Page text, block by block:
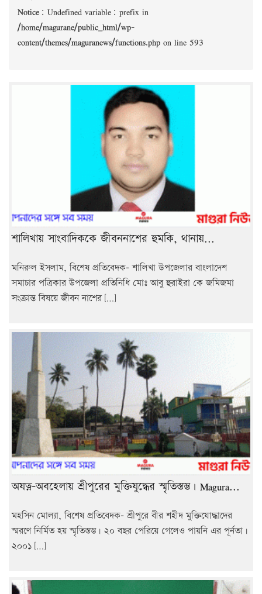
Notice : Undefined variable: prefix in
/home/magurane/public_html/wp-
content/themes/maguranews/functions.php on line 593
শালিখায় সাংবাদিককে জীবননাশের হুমকি, থানায়...
মনিরুল ইসলাম, বিশেষ প্রতিবেদক- শালিখা উপজেলার বাংলাদেশ
সমাচার পত্রিকার উপজেলা প্রতিনিধি মোঃ আবু হুরাইরা কে জমিজমা
সংক্রান্ত বিষয়ে জীবন নাশের […]
অযত্ন-অবহেলায় শ্রীপুরের মুক্তিযুদ্ধের স্মৃতিস্তম্ভ। Magura...
মহসিন মোল্যা, বিশেষ প্রতিবেদক- শ্রীপুরে বীর শহীদ মুক্তিযোদ্ধাদের
স্মরণে নির্মিত হয় স্মৃতিস্তম্ভ। ২০ বছর পেরিয়ে গেলেও পায়নি এর পূর্নতা।
২০০১ […]